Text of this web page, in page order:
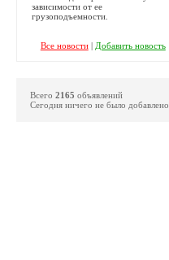
зависимости от ее
грузоподъемности.
Все новости| Добавить новость
Всего 2165 объявлений
Сегодня ничего не было добавлено